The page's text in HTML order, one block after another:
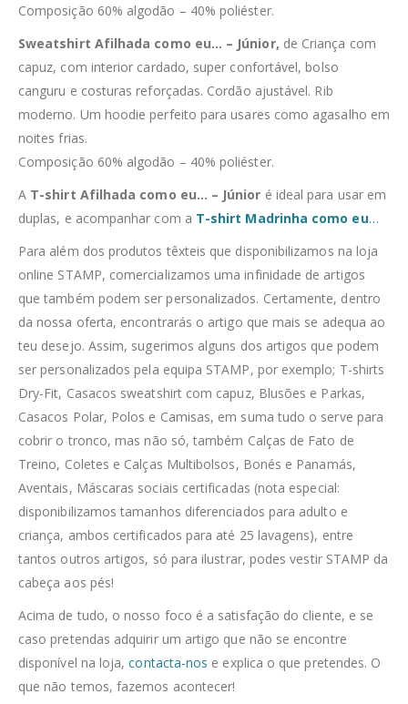
Composição 60% algodão – 40% poliéster.
Sweatshirt Afilhada como eu… – Júnior, de Criança com
capuz, com interior cardado, super confortável, bolso
canguru e costuras reforçadas. Cordão ajustável. Rib
moderno. Um hoodie perfeito para usares como agasalho em
noites frias.
Composição 60% algodão – 40% poliéster.
A T-shirt Afilhada como eu… – Júnior é ideal para usar em
duplas, e acompanhar com a T-shirt Madrinha como eu…
Para além dos produtos têxteis que disponibilizamos na loja
online STAMP, comercializamos uma infinidade de artigos
que também podem ser personalizados. Certamente, dentro
da nossa oferta, encontrarás o artigo que mais se adequa ao
teu desejo. Assim, sugerimos alguns dos artigos que podem
ser personalizados pela equipa STAMP, por exemplo; T-shirts
Dry-Fit, Casacos sweatshirt com capuz, Blusões e Parkas,
Casacos Polar, Polos e Camisas, em suma tudo o serve para
cobrir o tronco, mas não só, também Calças de Fato de
Treino, Coletes e Calças Multibolsos, Bonés e Panamás,
Aventais, Máscaras sociais certificadas (nota especial:
disponibilizamos tamanhos diferenciados para adulto e
criança, ambos certificados para até 25 lavagens), entre
tantos outros artigos, só para ilustrar, podes vestir STAMP da
cabeça aos pés!
Acima de tudo, o nosso foco é a satisfação do cliente, e se
caso pretendas adquirir um artigo que não se encontre
disponível na loja,contacta-nos e explica o que pretendes. O
que não temos, fazemos acontecer!